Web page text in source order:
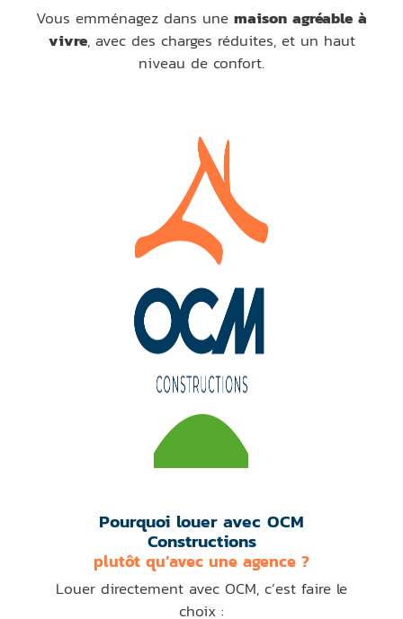
Vous emménagez dans une maison agréable à
vivre, avec des charges réduites, et un haut
niveau de confort.
Pourquoi louer avec OCM
Constructions
plutôt qu’avec une agence ?
Louer directement avec OCM, c’est faire le
choix :